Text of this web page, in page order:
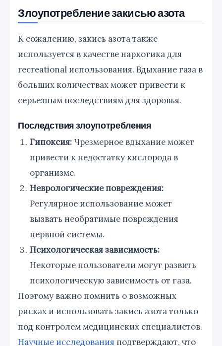
Злоупотребление закисью азота
К сожалению, закись азота также
используется в качестве наркотика для
recreational использования. Вдыхание газа в
больших количествах может привести к
серьезным последствиям для здоровья.
Последствия злоупотребления
Гипоксия:Чрезмерное вдыхание может
привести к недостатку кислорода в
организме.
Неврологические повреждения:
Регулярное использование может
вызвать необратимые повреждения
нервной системы.
Психологическая зависимость:
Некоторые пользователи могут развить
психологическую зависимость от газа.
Поэтому важно помнить о возможных
рисках и использовать закись азота только
под контролем медицинских специалистов.
Научные исследования подтверждают, что